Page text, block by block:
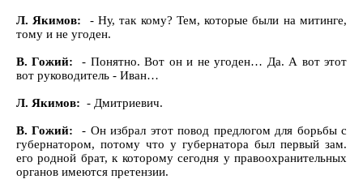
Л. Якимов: - Ну, так кому? Тем, которые были на митинге,
тому и не угоден.
В. Гожий: - Понятно. Вот он и не угоден… Да. А вот этот
вот руководитель - Иван…
Л. Якимов: - Дмитриевич.
В. Гожий: - Он избрал этот повод предлогом для борьбы с
губернатором, потому что у губернатора был первый зам.
его родной брат, к которому сегодня у правоохранительных
органов имеются претензии.